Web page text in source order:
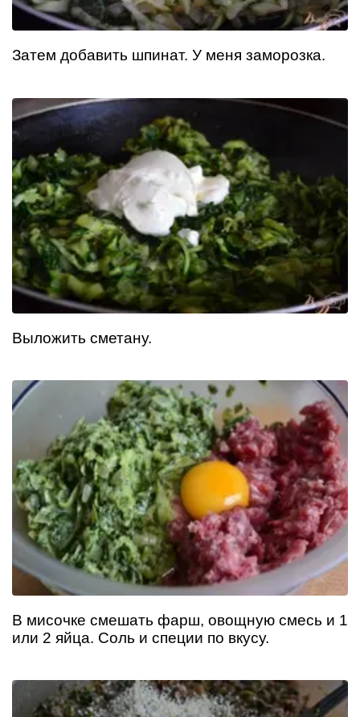
Затем добавить шпинат. У меня заморозка.
Выложить сметану.
В мисочке смешать фарш, овощную смесь и 1
или 2 яйца. Соль и специи по вкусу.